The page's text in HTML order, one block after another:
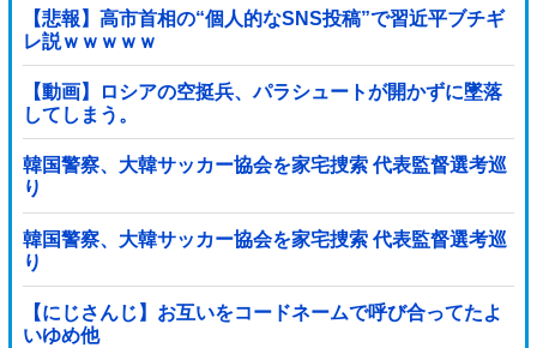
【悲報】高市首相の“個人的なSNS投稿”で習近平ブチギ
レ説ｗｗｗｗｗ
【動画】ロシアの空挺兵、パラシュートが開かずに墜落
してしまう。
韓国警察、大韓サッカー協会を家宅捜索 代表監督選考巡
り
韓国警察、大韓サッカー協会を家宅捜索 代表監督選考巡
り
【にじさんじ】お互いをコードネームで呼び合ってたよ
いゆめ他